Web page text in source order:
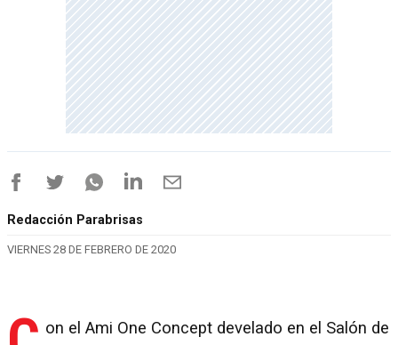
Redacción Parabrisas
VIERNES 28 DE FEBRERO DE 2020
on el Ami One Concept develado en el Salón de